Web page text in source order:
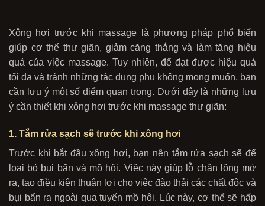
Xông hơi trước khi massage là phương pháp phổ biến
giúp cơ thể thư giãn, giảm căng thẳng và làm tăng hiệu
quả của việc massage. Tuy nhiên, để đạt được hiệu quả
tối đa và tránh những tác dụng phụ không mong muốn, bạn
cần lưu ý một số điểm quan trọng. Dưới đây là những lưu
ý cần thiết khi xông hơi trước khi massage thư giãn:
1. Tắm rửa sạch sẽ trước khi xông hơi
Trước khi bắt đầu xông hơi, bạn nên tắm rửa sạch sẽ để
loại bỏ bụi bẩn và mồ hôi. Việc này giúp lỗ chân lông mở
ra, tạo điều kiện thuận lợi cho việc đào thải các chất độc và
bụi bẩn ra ngoài qua tuyến mồ hôi. Lúc này, cơ thể sẽ hấp